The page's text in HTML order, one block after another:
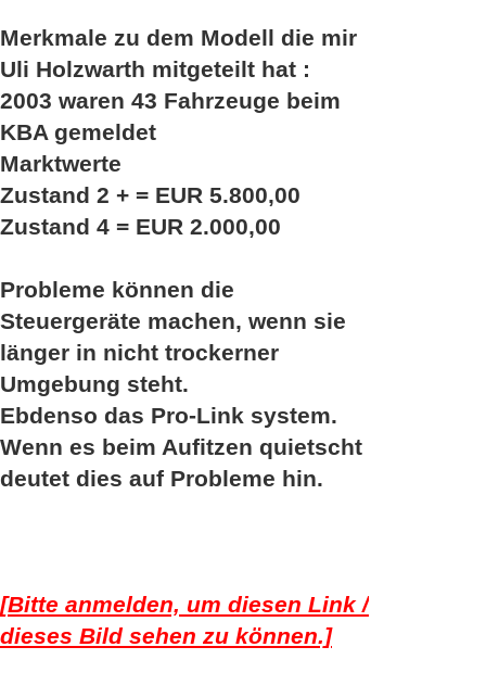
Merkmale zu dem Modell die mir
Uli Holzwarth mitgeteilt hat :
2003 waren 43 Fahrzeuge beim
KBA gemeldet
Marktwerte
Zustand 2 + = EUR 5.800,00
Zustand 4 = EUR 2.000,00
Probleme können die
Steuergeräte machen, wenn sie
länger in nicht trockerner
Umgebung steht.
Ebdenso das Pro-Link system.
Wenn es beim Aufitzen quietscht
deutet dies auf Probleme hin.
[Bitte anmelden, um diesen Link /
dieses Bild sehen zu können.]